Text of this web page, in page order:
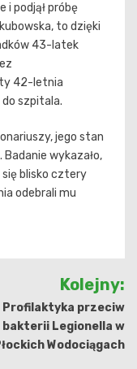
i podjął próbę
to dzięki
43-latek
42-letnia
szpitala.
jego stan
wykazało,
się blisko cztery
odebrali mu
Kolejny:
Profilaktyka przeciw
bakterii Legionella w
Wodociągach